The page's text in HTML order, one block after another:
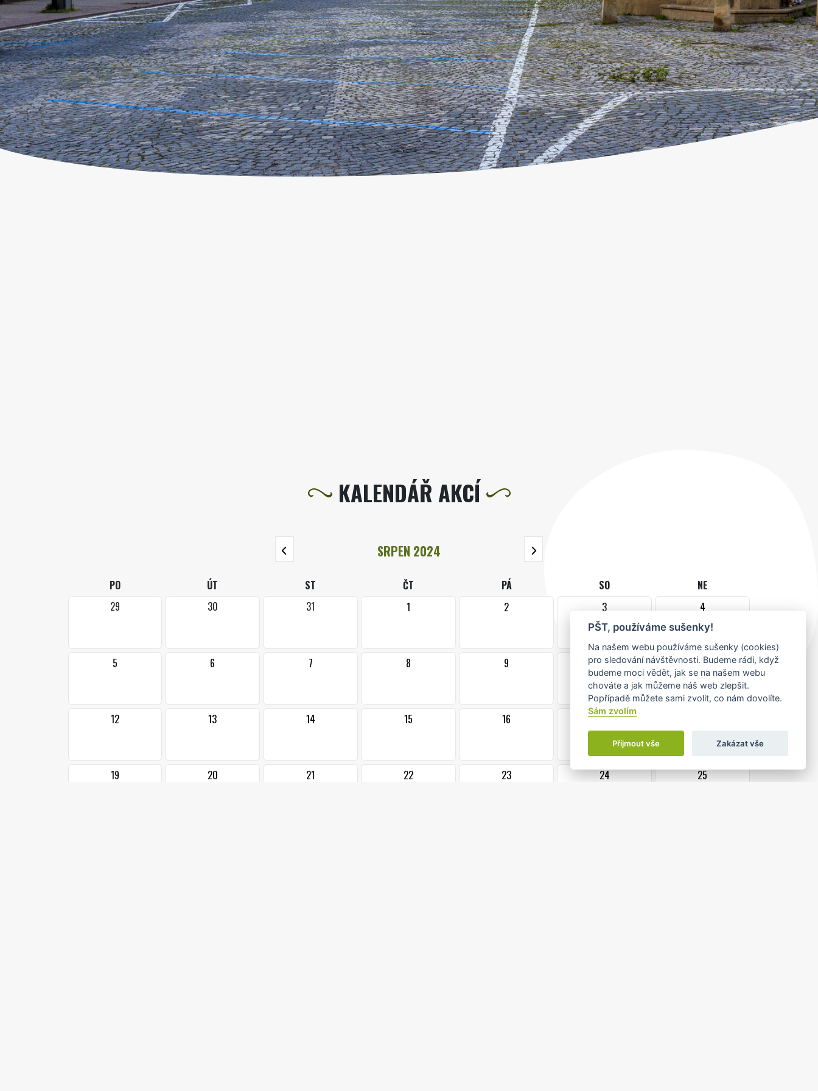
KALENDÁŘ AKCÍ
SRPEN 2024
PO ÚT ST ČT PÁ SO
NE
29
30 31 1 2 3 4
5 6 7 8 9 10 11
12 13 14 15 16 17
19 20 21 22 23 24 25
PŠT, používáme sušenky!
Na našem webu používáme sušenky (cookies)
pro sledování návštěvnosti. Budeme rádi, když
budeme moci vědět, jak se na našem webu
chováte a jak můžeme náš web zlepšit.
Popřípadě můžete sami zvolit, co nám dovolíte.
Sám zvolím
Přijmout vše Zakázat vše